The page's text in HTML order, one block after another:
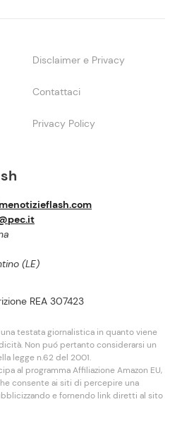
(LE)
REA 307423
testata giornalistica in quanto viene
Non puó pertanto considerarsi un
legge n.62 del 2001.
al programma Affiliazione Amazon EU,
consente ai siti di percepire una
e fornendo link diretti al sito
Disclaimer e Privacy
Contattaci
Privacy Policy